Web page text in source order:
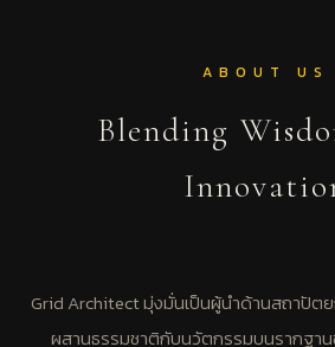
ABOUT US
Blending
Grid Architect มุ่งมั่นเป็นผู้นำด้านสถาปัต
ผสานธรรมชาติกับนวัตกรรมบนรากฐา